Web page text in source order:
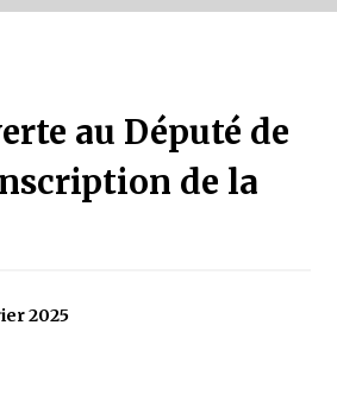
au Député de
de la
2025